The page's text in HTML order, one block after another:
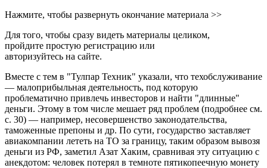
Нажмите, чтобы развернуть окончание материала >>
Для того, чтобы сразу видеть материалы целиком,
пройдите простую регистрацию или
авторизуйтесь на сайте.
Вместе с тем в "Тулпар Техник" указали, что техобслуживание
— малоприбыльная деятельность, под которую
проблематично привлечь инвесторов и найти "длинные"
деньги. Этому в том числе мешает ряд проблем (подробнее см.
с. 30) — например, несовершенство законодательства,
таможенные препоны и др. По сути, государство заставляет
авиакомпании лететь на ТО за границу, таким образом вывозя
деньги из РФ, заметил Азат Хаким, сравнивая эту ситуацию с
анекдотом: человек потерял в темноте пятикопеечную монету